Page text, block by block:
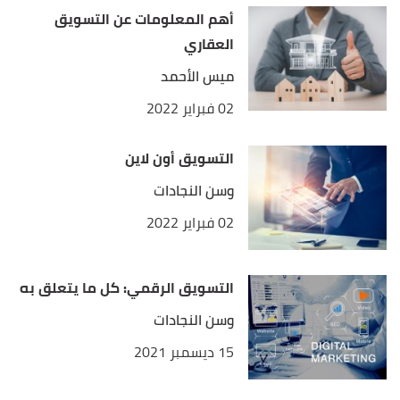
^
"Digital Marketing",
investopedia, Retrieved 10/11/2021. Edited.
↑
Indrajeet Deshpande (3/2/2021),"What Is Digital
Marketing? Definition, Types, Best Practices with
toolbox, Retrieved 10/11/2021. Edited.
↑
Adam Barone (6/11/2021), "Digital Marketing",
investopedia, Retrieved 10/11/2021. Edited.
"The Importance of Digital Marketing: Top 10
lyfe marketing, 25/9/2019,
Retrieved 10/11/2021. Edited.
أهم المعلومات عن التسويق
العقاري
ميس الأحمد
02 فبراير 2022
التسويق أون لاين
وسن النجادات
02 فبراير 2022
التسويق الرقمي: كل ما يتعلق به
وسن النجادات
15 ديسمبر 2021